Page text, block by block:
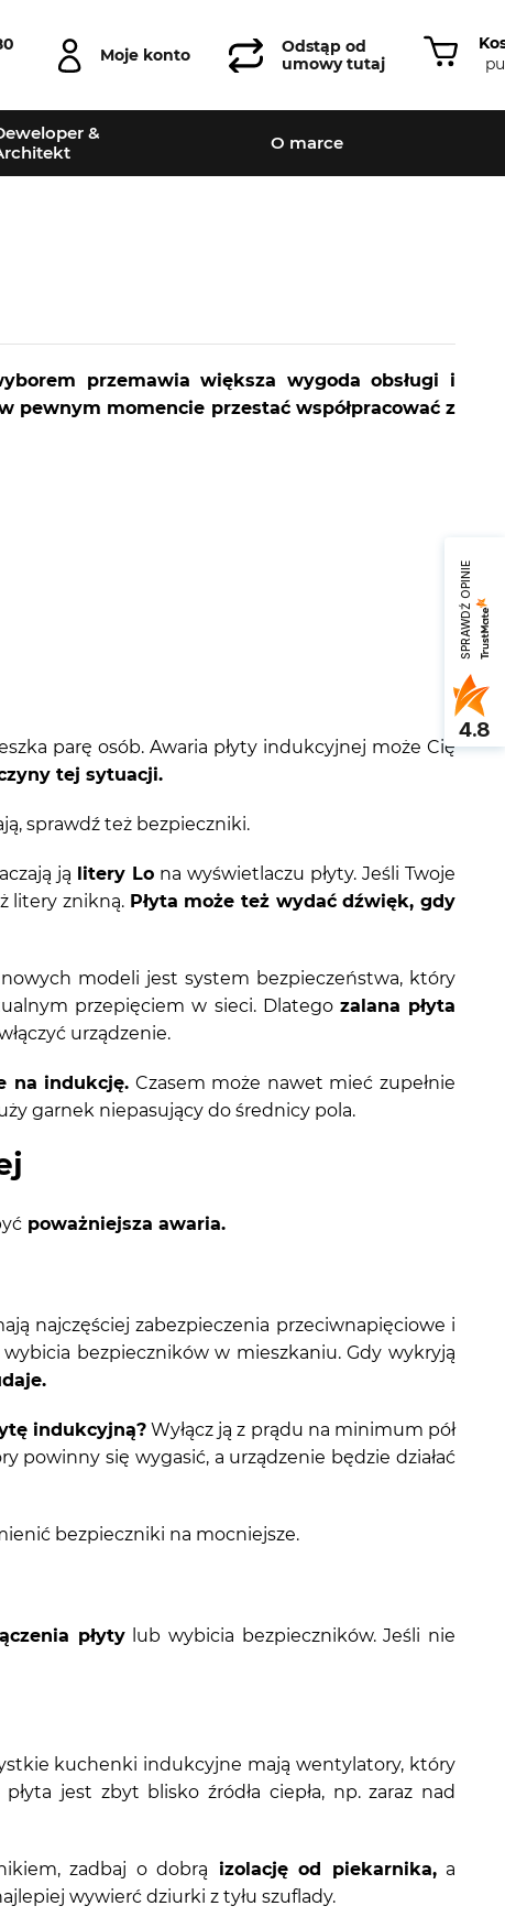
Moje konto
Odstąp od
umowy tutaj
&
O marce
przemawia większa wygoda obsługi i
pewnym momencie przestać współpracować z
parę osób. Awaria płyty indukcyjnej może Cię
tej sytuacji.
sprawdź też bezpieczniki.
ją litery Lo na wyświetlaczu płyty. Jeśli Twoje
litery znikną. Płyta może też wydać dźwięk, gdy
modeli jest system bezpieczeństwa, który
przepięciem w sieci. Dlatego zalana płyta
urządzenie.
na indukcję. Czasem może nawet mieć zupełnie
garnek niepasujący do średnicy pola.
poważniejsza awaria.
najczęściej zabezpieczenia przeciwnapięciowe i
wybicia bezpieczników w mieszkaniu. Gdy wykryją
indukcyjną? Wyłącz ją z prądu na minimum pół
powinny się wygasić, a urządzenie będzie działać
bezpieczniki na mocniejsze.
płytylub wybicia bezpieczników. Jeśli nie
kuchenki indukcyjne mają wentylatory, który
jest zbyt blisko źródła ciepła, np. zaraz nad
zadbaj o dobrą izolację od piekarnika,a
wywierć dziurki z tyłu szuflady.
SPRAWDŹ OPINIE
4.8